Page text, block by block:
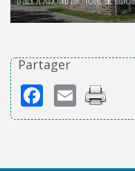
Partager
Facebook
Email